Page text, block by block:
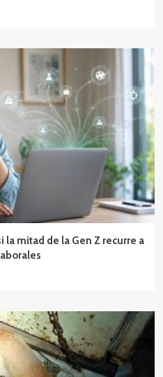
la mitad de la Gen Z recurre a